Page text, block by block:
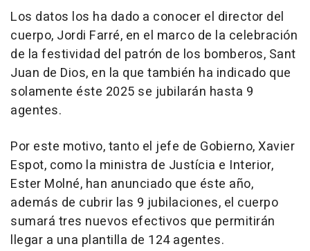
Los datos los ha dado a conocer el director del
cuerpo, Jordi Farré, en el marco de la celebración
de la festividad del patrón de los bomberos, Sant
Juan de Dios, en la que también ha indicado que
solamente éste 2025 se jubilarán hasta 9
agentes.
Por este motivo, tanto el jefe de Gobierno, Xavier
Espot, como la ministra de Justícia e Interior,
Ester Molné, han anunciado que éste año,
además de cubrir las 9 jubilaciones, el cuerpo
sumará tres nuevos efectivos que permitirán
llegar a una plantilla de 124 agentes.